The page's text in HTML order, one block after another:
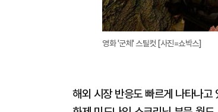
영화 '군체' 스틸컷 [사진=쇼박스]
해외 시장 반응도 빠르게 나타나